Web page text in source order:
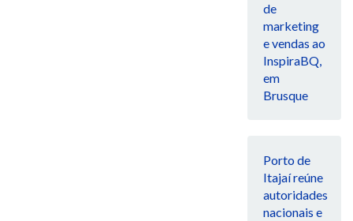
de
marketing
e vendas ao
InspiraBQ,
em
Brusque
Porto de
Itajaí reúne
autoridades
nacionais e